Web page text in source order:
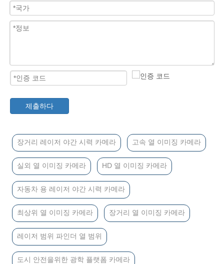
제출하다
장거리 레이저 야간 시력 카메라 고속 열 이미징 카메라
실외 열 이미징 카메라 HD 열 이미징 카메라
자동차 용 레이저 야간 시력 카메라
최상위 열 이미징 카메라 장거리 열 이미징 카메라
레이저 범위 파인더 열 범위
도시 안전을위한 광학 플랫폼 카메라